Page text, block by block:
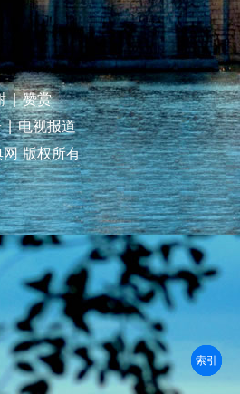
| 赞赏
| 电视报道
版权所有
部首
笔划
拼音
潮拼